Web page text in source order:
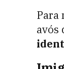
Para
avós